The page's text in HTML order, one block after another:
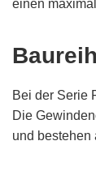
einen
Bei der Serie
Die
und bestehen